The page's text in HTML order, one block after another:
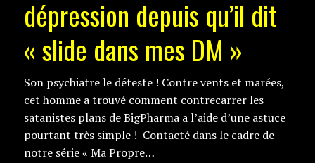
dépression depuis qu’il dit
« slide dans mes DM »
Son psychiatre le déteste ! Contre vents et marées,
cet homme a trouvé comment contrecarrer les
satanistes plans de BigPharma a l’aide d’une astuce
pourtant très simple ! Contacté dans le cadre de
notre série « Ma Propre…